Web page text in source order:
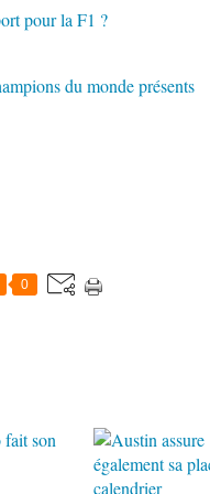
pour la F1 ?
du monde présents
0